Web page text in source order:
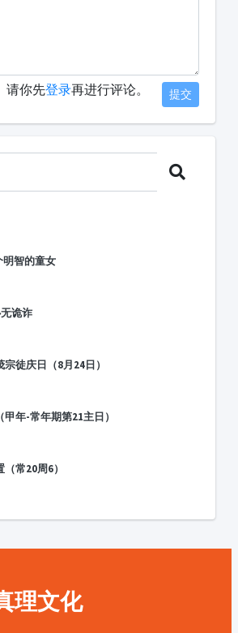
请你先登录再进行评论。 提交
明智的童女
诡诈
徒庆日（8月24日）
年-常年期第21主日）
常20周6）
理文化